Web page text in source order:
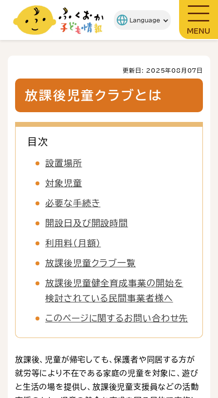
MENU
更新日: 2025年08月07日
放課後児童クラブとは
目次
設置場所
対象児童
必要な手続き
開設日及び開設時間
利用料（月額）
放課後児童クラブ一覧
放課後児童健全育成事業の開始を
検討されている民間事業者様へ
このページに関するお問い合わせ先
放課後、児童が帰宅しても、保護者や同居する方が
就労等により不在である家庭の児童を対象に、遊び
と生活の場を提供し、放課後児童支援員などの活動